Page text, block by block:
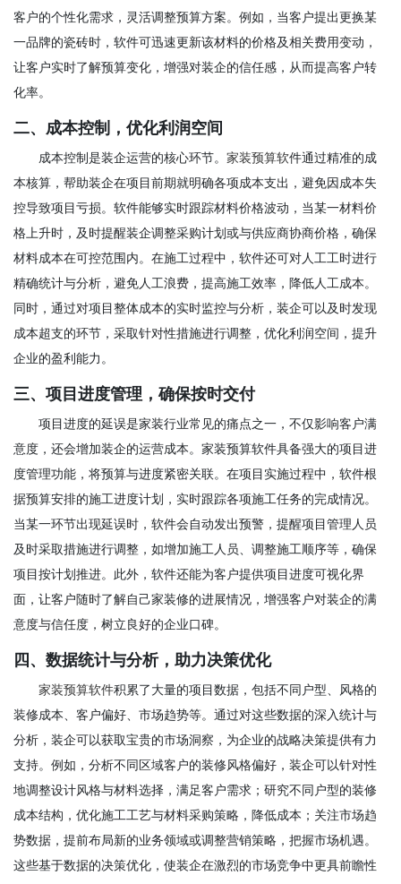
客户的个性化需求，灵活调整预算方案。例如，当客户提出更换某
一品牌的瓷砖时，软件可迅速更新该材料的价格及相关费用变动，
让客户实时了解预算变化，增强对装企的信任感，从而提高客户转
化率。
二、成本控制，优化利润空间
成本控制是装企运营的核心环节。 家装预算软件通过精准的成
本核算，帮助装企在项目前期就明确各项成本支出，避免因成本失
控导致项目亏损。软件能够实时跟踪材料价格波动，当某一材料价
格上升时，及时提醒装企调整采购计划或与供应商协商价格，确保
材料成本在可控范围内。在施工过程中，软件还可对人工工时进行
精确统计与分析，避免人工浪费，提高施工效率，降低人工成本。
同时，通过对项目整体成本的实时监控与分析，装企可以及时发现
成本超支的环节，采取针对性措施进行调整，优化利润空间，提升
企业的盈利能力。
三、项目进度管理，确保按时交付
项目进度的延误是家装行业常见的痛点之一，不仅影响客户满
意度，还会增加装企的运营成本。家装预算软件具备强大的项目进
度管理功能，将预算与进度紧密关联。在项目实施过程中，软件根
据预算安排的施工进度计划，实时跟踪各项施工任务的完成情况。
当某一环节出现延误时，软件会自动发出预警，提醒项目管理人员
及时采取措施进行调整，如增加施工人员、调整施工顺序等，确保
项目按计划推进。此外，软件还能为客户提供项目进度可视化界
面，让客户随时了解自己家装修的进展情况，增强客户对装企的满
意度与信任度，树立良好的企业口碑。
四、数据统计与分析，助力决策优化
家装预算软件积累了大量的项目数据，包括不同户型、风格的
装修成本、客户偏好、市场趋势等。通过对这些数据的深入统计与
分析，装企可以获取宝贵的市场洞察，为企业的战略决策提供有力
支持。例如，分析不同区域客户的装修风格偏好，装企可以针对性
地调整设计风格与材料选择，满足客户需求；研究不同户型的装修
成本结构，优化施工工艺与材料采购策略，降低成本；关注市场趋
势数据，提前布局新的业务领域或调整营销策略，把握市场机遇。
这些基于数据的决策优化，使装企在激烈的市场竞争中更具前瞻性